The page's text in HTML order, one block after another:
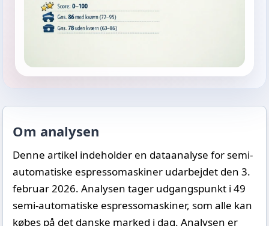
Om analysen
Denne artikel indeholder en dataanalyse for semi-
automatiske espressomaskiner udarbejdet den 3.
februar 2026. Analysen tager udgangspunkt i 49
semi-automatiske espressomaskiner, som alle kan
købes på det danske marked i dag. Analysen er